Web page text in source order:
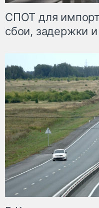
СПОТ для
сбои, задержки